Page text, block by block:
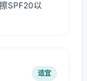
SPF20以
适宜